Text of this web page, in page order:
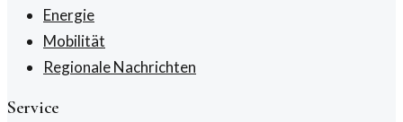
Energie
Mobilität
Regionale Nachrichten
Service